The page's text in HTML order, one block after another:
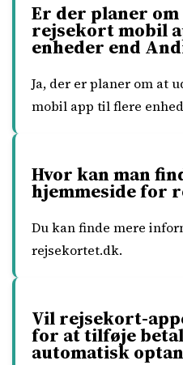
Er der planer
rejsekort mobil
enheder end
Ja, der er planer om at
mobil app til flere
Hvor kan man
hjemmeside for
Du kan finde mere
rejsekortet.dk.
Vil rejsekort-
for at tilføje
automatisk